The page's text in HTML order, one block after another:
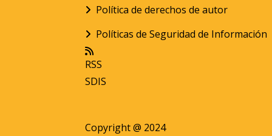
Política de derechos de autor
Políticas de Seguridad de Información
RSS
SDIS
Copyright @ 2024